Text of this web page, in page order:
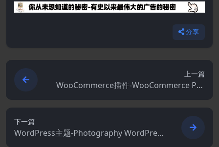
分享
上一篇
WooCommerce插件-WooCommerce Pro
duct Search 6.12.0
下一篇
WordPress主题-Photography WordPress